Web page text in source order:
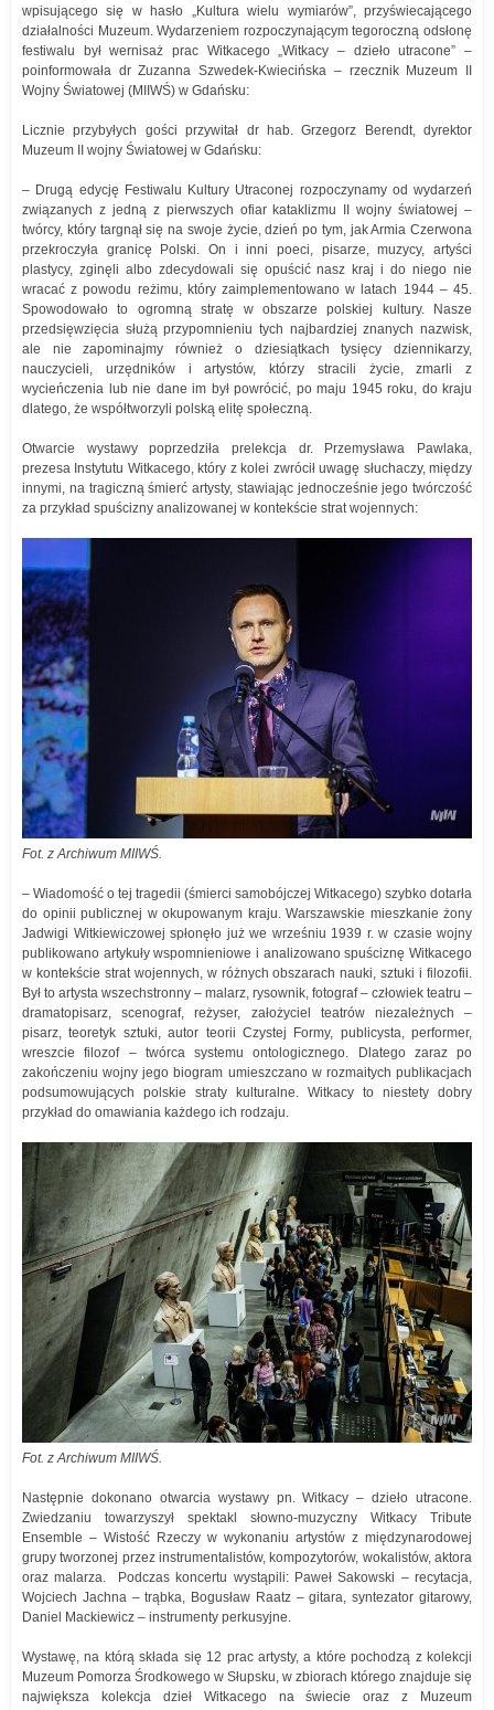
wpisującego się w hasło „Kultura wielu wymiarów”, przyświecającego
działalności Muzeum. Wydarzeniem rozpoczynającym tegoroczną odsłonę
festiwalu był wernisaż prac Witkacego „Witkacy – dzieło utracone” –
poinformowała dr Zuzanna Szwedek-Kwiecińska – rzecznik Muzeum II
Wojny Światowej (MIIWŚ) w Gdańsku:
Licznie przybyłych gości przywitał dr hab. Grzegorz Berendt, dyrektor
Muzeum II wojny Światowej w Gdańsku:
– Drugą edycję Festiwalu Kultury Utraconej rozpoczynamy od wydarzeń
związanych z jedną z pierwszych ofiar kataklizmu II wojny światowej –
twórcy, który targnął się na swoje życie, dzień po tym, jak Armia Czerwona
przekroczyła granicę Polski. On i inni poeci, pisarze, muzycy, artyści
plastycy, zginęli albo zdecydowali się opuścić nasz kraj i do niego nie
wracać z powodu reżimu, który zaimplementowano w latach 1944 – 45.
Spowodowało to ogromną stratę w obszarze polskiej kultury. Nasze
przedsięwzięcia służą przypomnieniu tych najbardziej znanych nazwisk,
ale nie zapominajmy również o dziesiątkach tysięcy dziennikarzy,
nauczycieli, urzędników i artystów, którzy stracili życie, zmarli z
wycieńczenia lub nie dane im był powrócić, po maju 1945 roku, do kraju
dlatego, że współtworzyli polską elitę społeczną.
Otwarcie wystawy poprzedziła prelekcja dr. Przemysława Pawlaka,
prezesa Instytutu Witkacego, który z kolei zwrócił uwagę słuchaczy, między
innymi, na tragiczną śmierć artysty, stawiając jednocześnie jego twórczość
za przykład spuścizny analizowanej w kontekście strat wojennych:
Fot. z Archiwum MIIWŚ.
– Wiadomość o tej tragedii (śmierci samobójczej Witkacego) szybko dotarła
do opinii publicznej w okupowanym kraju. Warszawskie mieszkanie żony
Jadwigi Witkiewiczowej spłonęło już we wrześniu 1939 r. w czasie wojny
publikowano artykuły wspomnieniowe i analizowano spuściznę Witkacego
w kontekście strat wojennych, w różnych obszarach nauki, sztuki i filozofii.
Był to artysta wszechstronny – malarz, rysownik, fotograf – człowiek teatru –
dramatopisarz, scenograf, reżyser, założyciel teatrów niezależnych –
pisarz, teoretyk sztuki, autor teorii Czystej Formy, publicysta, performer,
wreszcie filozof – twórca systemu ontologicznego. Dlatego zaraz po
zakończeniu wojny jego biogram umieszczano w rozmaitych publikacjach
podsumowujących polskie straty kulturalne. Witkacy to niestety dobry
przykład do omawiania każdego ich rodzaju.
Fot. z Archiwum MIIWŚ.
Następnie dokonano otwarcia wystawy pn. Witkacy – dzieło utracone.
Zwiedzaniu towarzyszył spektakl słowno-muzyczny Witkacy Tribute
Ensemble – Wistość Rzeczy w wykonaniu artystów z międzynarodowej
grupy tworzonej przez instrumentalistów, kompozytorów, wokalistów, aktora
oraz malarza. Podczas koncertu wystąpili: Paweł Sakowski – recytacja,
Wojciech Jachna – trąbka, Bogusław Raatz – gitara, syntezator gitarowy,
Daniel Mackiewicz – instrumenty perkusyjne.
Wystawę, na którą składa się 12 prac artysty, a które pochodzą z kolekcji
Muzeum Pomorza Środkowego w Słupsku, w zbiorach którego znajduje się
największa kolekcja dzieł Witkacego na świecie oraz z Muzeum